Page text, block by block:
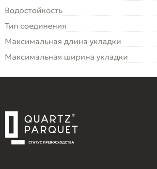
Водостойкость
Тип соединения
Максимальная длина укладки
Максимальная ширина укладки